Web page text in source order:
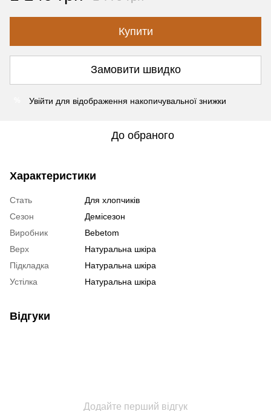
Купити
Замовити швидко
Увійти для відображення накопичувальної знижки
До обраного
Характеристики
Стать
Для хлопчиків
Сезон
Демісезон
Виробник
Bebetom
Верх
Натуральна шкіра
Підкладка
Натуральна шкіра
Устілка
Натуральна шкіра
Відгуки
Додайте перший відгук